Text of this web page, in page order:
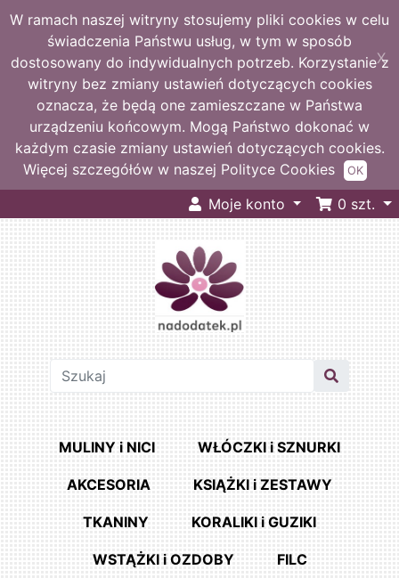
W ramach naszej witryny stosujemy pliki cookies w celu
świadczenia Państwu usług, w tym w sposób
dostosowany do indywidualnych potrzeb. Korzystanie z
witryny bez zmiany ustawień dotyczących cookies
oznacza, że będą one zamieszczane w Państwa
urządzeniu końcowym. Mogą Państwo dokonać w
każdym czasie zmiany ustawień dotyczących cookies.
Więcej szczegółów w naszej Polityce Cookies
X
OK
Moje konto 0 szt.
MULINY i NICI WŁÓCZKI i SZNURKI
AKCESORIA KSIĄŻKI i ZESTAWY
TKANINY KORALIKI i GUZIKI
WSTĄŻKI i OZDOBY FILC